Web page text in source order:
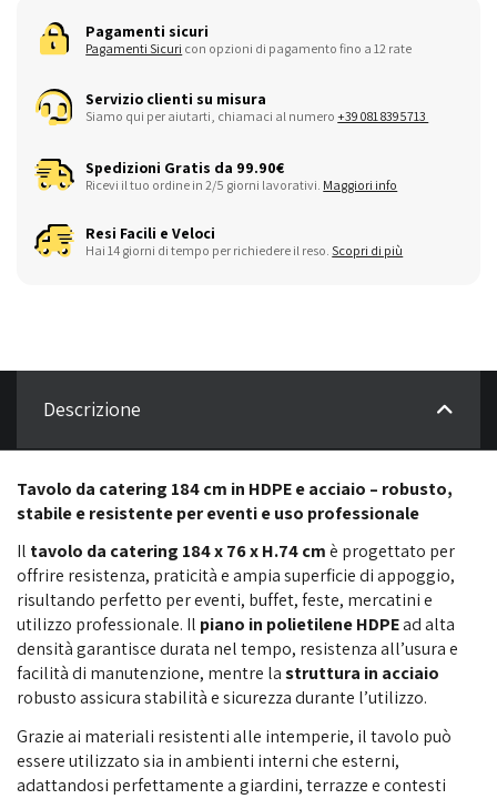
Pagamenti sicuri
Pagamenti Sicuri con opzioni di pagamento fino a 12 rate
Servizio clienti su misura
Siamo qui per aiutarti, chiamaci al numero+39 081 8395713
Spedizioni Gratis da 99.90€
Ricevi il tuo ordine in 2/5 giorni lavorativi. Maggiori info
Resi Facili e Veloci
Hai 14 giorni di tempo per richiedere il reso. Scopri di più
Descrizione
Tavolo da catering 184 cm in HDPE e acciaio – robusto,
stabile e resistente per eventi e uso professionale
Il tavolo da catering 184 x 76 x H.74 cmè progettato per
offrire resistenza, praticità e ampia superficie di appoggio,
risultando perfetto per eventi, buffet, feste, mercatini e
utilizzo professionale. Il piano in polietilene HDPEad alta
densità garantisce durata nel tempo, resistenza all’usura e
facilità di manutenzione, mentre lastruttura in acciaio
robusto assicura stabilità e sicurezza durante l’utilizzo.
Grazie ai materiali resistenti alle intemperie, il tavolo può
essere utilizzato sia in ambienti interni che esterni,
adattandosi perfettamente a giardini, terrazze e contesti